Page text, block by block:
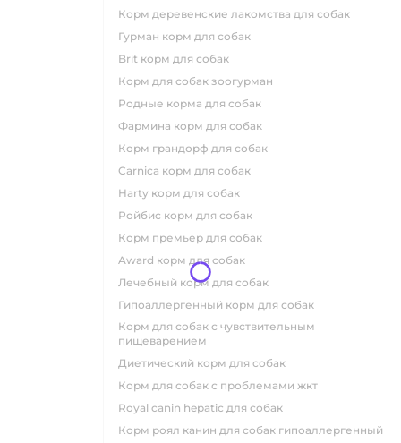
корм деревенские лакомства для собак
гурман корм для собак
brit корм для собак
корм для собак зоогурман
родные корма для собак
фармина корм для собак
корм грандорф для собак
carnica корм для собак
harty корм для собак
ройбис корм для собак
корм премьер для собак
award корм для собак
лечебный корм для собак
гипоаллергенный корм для собак
корм для собак с чувствительным
пищеварением
диетический корм для собак
корм для собак с проблемами жкт
royal canin hepatic для собак
корм роял канин для собак гипоаллергенный